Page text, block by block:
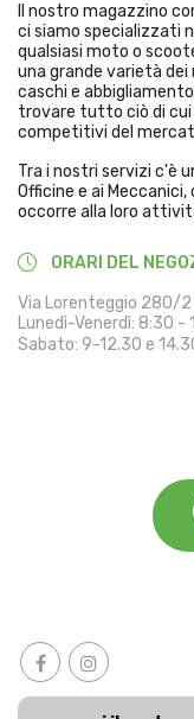
Il nostro magazzino
ci siamo specializzati
qualsiasi moto o
una grande varietà
caschi e
trovare tutto ciò di cui
competitivi del
Tra i nostri servizi c'è
Officine e ai
occorre alla loro
ORARI DEL
Via Lorenteggio 280/2
Lunedì-Venerdì: 8:30 -
Sabato: 9-12.30 e